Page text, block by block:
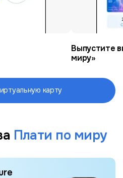
Выпустите
миру»
карту
Плати по миру